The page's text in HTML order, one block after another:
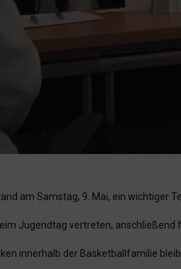
am Samstag, 9. Mai, ein wichtiger
Jugendtag vertreten,
innerhalb der Basketballfamilie